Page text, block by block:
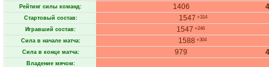
Рейтинг силы команд: 1406
Стартовый состав: 1547 +314
Игравший состав: 1547 +246
Сила в начале матча: 1588 +304
Сила в конце матча: 979
Владение мячом: